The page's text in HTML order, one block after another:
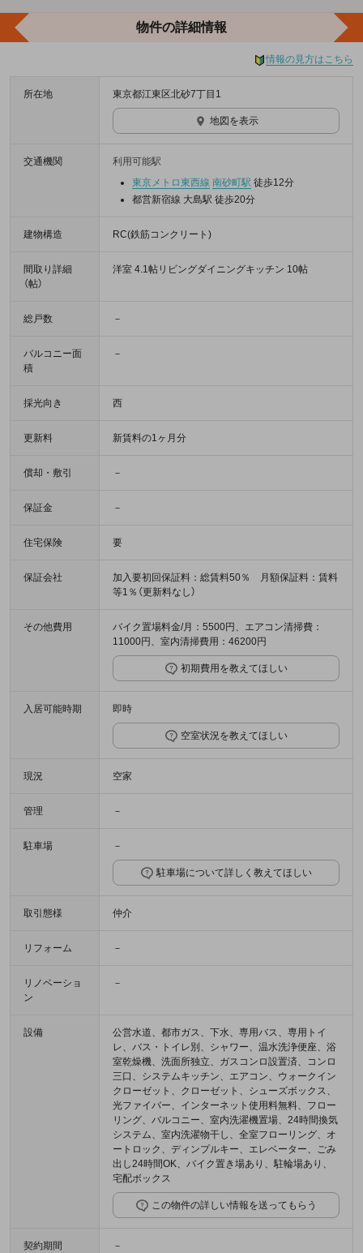
物件の詳細情報
情報の見方はこちら
所在地 東京都江東区北砂7丁目1
地図を表示
交通機関
利用可能駅
東京メトロ東西線 南砂町駅 徒歩12分
都営新宿線 大島駅 徒歩20分
建物構造 RC(鉄筋コンクリート)
間取り詳細
（帖）
洋室 4.1帖リビングダイニングキッチン 10帖
総戸数 －
バルコニー面
積
－
採光向き 西
更新料 新賃料の1ヶ月分
償却・敷引 －
保証金 －
住宅保険 要
保証会社
加入要初回保証料：総賃料50％ 月額保証料：賃料
等1％（更新料なし）
その他費用
バイク置場料金/月：5500円、エアコン清掃費：
11000円、室内清掃費用：46200円
初期費用を教えてほしい
入居可能時期 即時
空室状況を教えてほしい
現況 空家
管理 －
駐車場 －
駐車場について詳しく教えてほしい
取引態様 仲介
リフォーム －
リノベーショ
ン
－
設備
公営水道、都市ガス、下水、専用バス、専用トイ
レ、バス・トイレ別、シャワー、温水洗浄便座、浴
室乾燥機、洗面所独立、ガスコンロ設置済、コンロ
三口、システムキッチン、エアコン、ウォークイン
クローゼット、クローゼット、シューズボックス、
光ファイバー、インターネット使用料無料、フロー
リング、バルコニー、室内洗濯機置場、24時間換気
システム、室内洗濯物干し、全室フローリング、オ
ートロック、ディンプルキー、エレベーター、ごみ
出し24時間OK、バイク置き場あり、駐輪場あり、
宅配ボックス
この物件の詳しい情報を送ってもらう
契約期間 －